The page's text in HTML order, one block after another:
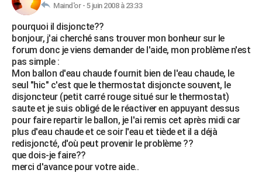
Retraite
Impôts
Epargne
Immobilier
Risques naturels par ville
Banque
Assurance
Crédit
AUTO
Essais
Réserver un essai
Citadines
Berlines
SUV
Forum auto
+HIGH-TECH
Mobiles
Meilleur smartphone
Internet
Ordinateurs
Jeux vidéo
Guide high-tech
+BRICOLAGE
Forum
Aménagement intérieur
Extérieur
Cuisine
Salle de bains
Jardinage
Rangement
WEEK-END
Guides de France
Escapades
Patrimoine
Expositions
Musées
Week-end nature
LIFESTYLE
Art de vivre
Bien-être
Loisirs
ModeModes de vie
SANTE
Alimentation
Guide de la santé
Maladies
Médicaments
Sommeil
VOYAGE
Maind'or - 5 juin 2008 à 23:33
pourquoi il disjoncte??
bonjour, j'ai cherché sans trouver mon bonheur sur le
forum donc je viens demander de l'aide, mon problème n'est
pas simple :
Mon ballon d'eau chaude fournit bien de l'eau chaude, le
seul "hic" c'est que le thermostat disjoncte souvent, le
disjoncteur (petit carré rouge situé sur le thermostat)
saute et je suis obligé de le réactiver en appuyant dessus
pour faire repartir le ballon, je l'ai remis cet après midi car
plus d'eau chaude et ce soir l'eau et tiède et il a déjà
redisjoncté, d'où peut provenir le problème ??
que dois-je faire??
merci d'avance pour votre aide..